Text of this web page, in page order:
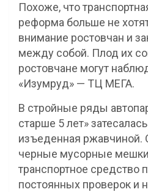
Похоже, что
реформа больше не
внимание ростовчан и
между собой. Плод их
ростовчане могут
«Изумруд» — ТЦ МЕГА.
В стройные ряды
старше 5 лет»
изъеденная ржавчиной.
черные мусорные
транспортное средство
постоянных проверок и